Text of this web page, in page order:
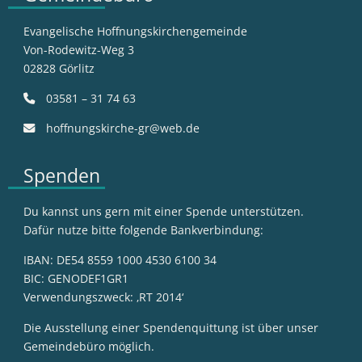
Evangelische Hoffnungskirchengemeinde
Von-Rodewitz-Weg 3
02828 Görlitz
03581 – 31 74 63
hoffnungskirche-gr@web.de
Spenden
Du kannst uns gern mit einer Spende unterstützen.
Dafür nutze bitte folgende Bankverbindung:
IBAN: DE54 8559 1000 4530 6100 34
BIC: GENODEF1GR1
Verwendungszweck: ‚RT 2014‘
Die Ausstellung einer Spendenquittung ist über unser
Gemeindebüro möglich.